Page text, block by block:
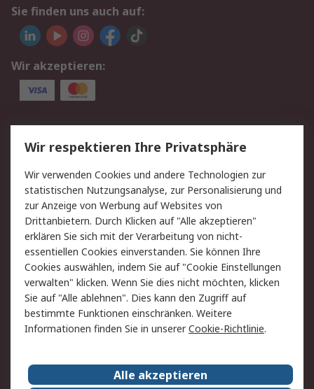
Sie finden uns auch auf:
Wir akzeptieren:
Service
Value Added Services
Lieferlösungen
Rücksendung/Entsorgung Kontakt
Hilfe
Rechtliches
RS Verkaufs- und
Lieferbedingungen
Datenschutz
Cookie-Richtlinie
Zahlungsbedingungen
Impressum
Webseite Konditionen
RS weltweit
Wir respektieren Ihre Privatsphäre
Wir verwenden Cookies und andere Technologien zur
statistischen Nutzungsanalyse, zur Personalisierung und
zur Anzeige von Werbung auf Websites von
Drittanbietern. Durch Klicken auf "Alle akzeptieren"
erklären Sie sich mit der Verarbeitung von nicht-
essentiellen Cookies einverstanden. Sie können Ihre
Cookies auswählen, indem Sie auf "Cookie Einstellungen
verwalten" klicken. Wenn Sie dies nicht möchten, klicken
Sie auf "Alle ablehnen". Dies kann den Zugriff auf
bestimmte Funktionen einschränken. Weitere
Informationen finden Sie in unsererCookie-Richtlinie.
Alle akzeptieren